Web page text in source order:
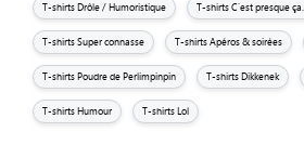
T-shirts Drôle / Humoristique T-shirts C'est presque ça...
T-shirts Super connasse T-shirts Apéros & soirées
T-shirts Poudre de Perlimpinpin T-shirts Dikkenek
T-shirts Humour T-shirts Lol